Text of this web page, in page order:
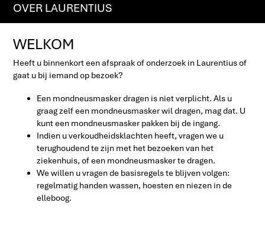
OVER LAURENTIUS
WELKOM
Heeft u binnenkort een afspraak of onderzoek in Laurentius of
gaat u bij iemand op bezoek?
Een mondneusmasker dragen is niet verplicht. Als u
graag zelf een mondneusmasker wil dragen, mag dat. U
kunt een mondneusmasker pakken bij de ingang.
Indien u verkoudheidsklachten heeft, vragen we u
terughoudend te zijn met het bezoeken van het
ziekenhuis, of een mondneusmasker te dragen.
We willen u vragen de basisregels te blijven volgen:
regelmatig handen wassen, hoesten en niezen in de
elleboog.